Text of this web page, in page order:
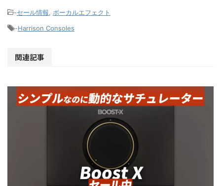
-セール情報
ボーカルエフェクト
-Harrison Consoles
関連記事